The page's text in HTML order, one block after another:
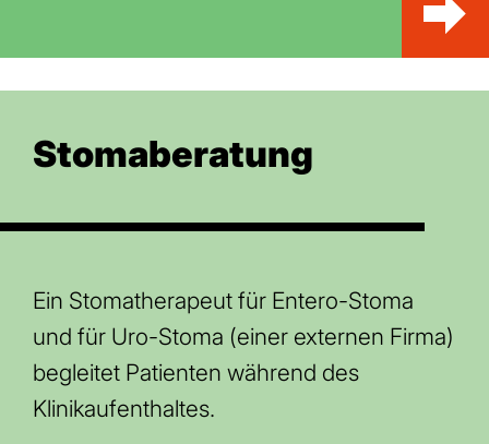
Stomaberatung
Ein Stomatherapeut für Entero-Stoma
und für Uro-Stoma (einer externen Firma)
begleitet Patienten während des
Klinikaufenthaltes.